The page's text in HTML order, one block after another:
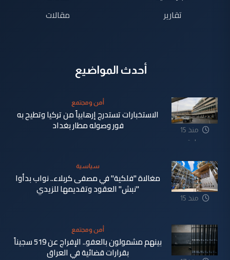
تقارير
مقالات
أحدث المواضيع
منذ 15
ساعة
أمن ومجتمع
الاستخبارات تستدرج إرهابياً من تركيا وتطيح به
فور وصوله مطار بغداد
منذ 15
سياسية
مغالاة "فلكية" في مصفى كربلاء.. نواب بدأوا
"نبش" العقود وتقديمها للزيدي
أمن ومجتمع
بينهم مشمولون بالعفو.. الإفراج عن 519 سجيناً
بقرارات قضائية في العراق